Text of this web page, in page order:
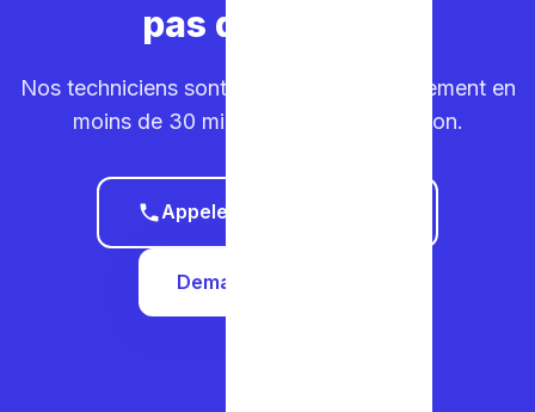
pas de temps.
Nos techniciens sont sur la route. Déplacement en
moins de 30 minutes dans votre région.
Appeler le 0465 68 51 58
Demander un devis